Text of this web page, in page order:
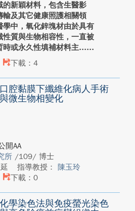
的新穎材料，包含生醫影
輸及其它健康照護相關領
學中，氧化鋅塊材由於具有
性質與生物相容性，一直被
時或永久性填補材料主...
下載：4
腔黏膜下纖維化病人手術
微生物相變化
開AA
所 /109/ 博士
指導教授： 陳玉玲
下載：0
學染色法與免疫螢光染色